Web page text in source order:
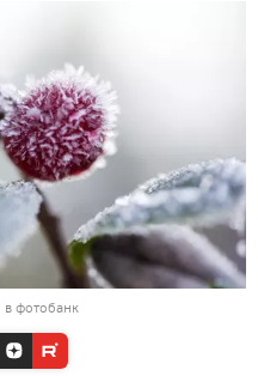
в фотобанк